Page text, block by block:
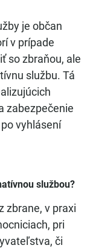
je občan
v prípade
so zbraňou, ale
službu. Tá
zabezpečenie
vyhlásení
službou?
zbrane, v praxi
pri
či